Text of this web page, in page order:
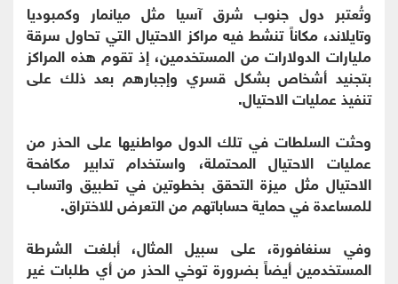
وتُعتبر دول جنوب شرق آسيا مثل ميانمار وكمبوديا
وتايلاند، مكاناً تنشط فيه مراكز الاحتيال التي تحاول سرقة
مليارات الدولارات من المستخدمين، إذ تقوم هذه المراكز
بتجنيد أشخاص بشكل قسري وإجبارهم بعد ذلك على
تنفيذ عمليات الاحتيال.
وحثت السلطات في تلك الدول مواطنيها على الحذر من
عمليات الاحتيال المحتملة، واستخدام تدابير مكافحة
الاحتيال مثل ميزة التحقق بخطوتين في تطبيق واتساب
للمساعدة في حماية حساباتهم من التعرض للاختراق.
وفي سنغافورة، على سبيل المثال، أبلغت الشرطة
المستخدمين أيضاً بضرورة توخي الحذر من أي طلبات غير